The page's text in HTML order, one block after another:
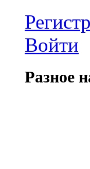
Войти
Разное